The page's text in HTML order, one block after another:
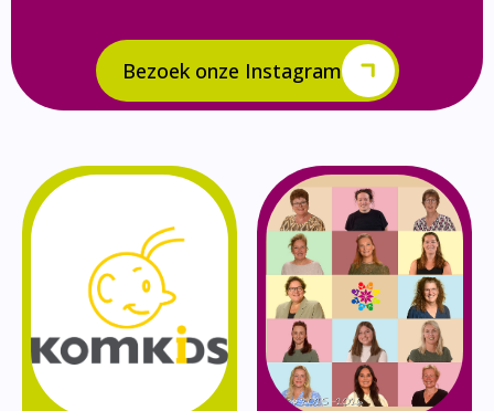
Bezoek onze Instagram